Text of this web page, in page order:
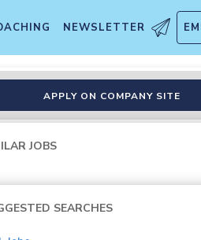
NEWSLETTER
APPLY ON COMPANY SITE
JOBS
SEARCHES